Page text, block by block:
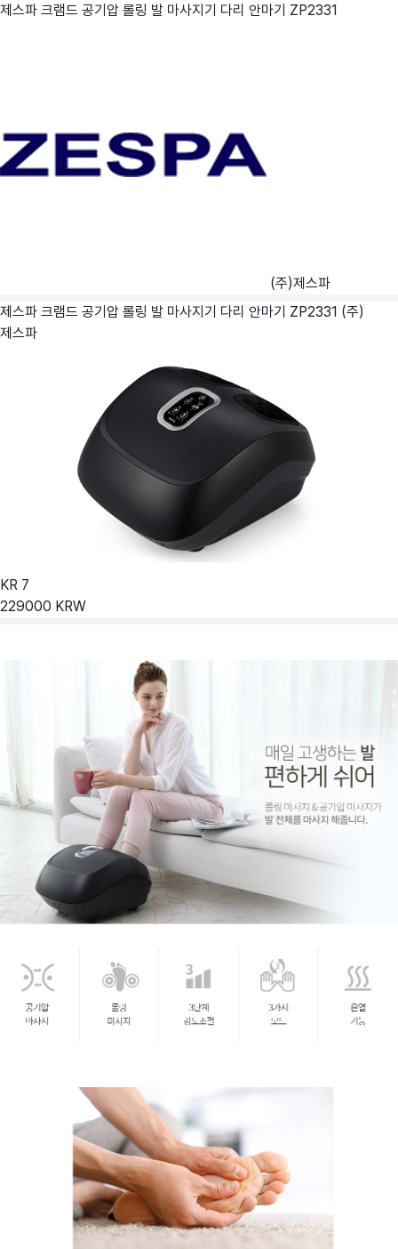
제스파 크램드 공기압 롤링 발 마사지기 다리 안마기 ZP2331
(주)제스파
제스파 크램드 공기압 롤링 발 마사지기 다리 안마기 ZP2331 (주)
제스파
KR 7
229000 KRW